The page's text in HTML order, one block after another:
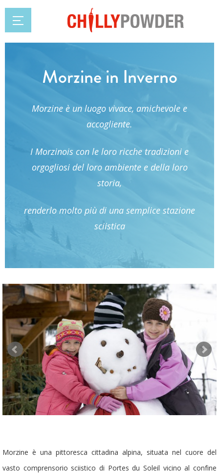
Morzine in Inverno
Morzine è un luogo vivace, amichevole e
accogliente.
I Morzinois con le loro ricche tradizioni e
orgogliosi del loro ambiente e della loro
storia,
renderlo molto più di una semplice stazione
sciistica
Morzine è una pittoresca cittadina alpina, situata nel cuore del
vasto comprensorio sciistico di Portes du Soleil vicino al confine